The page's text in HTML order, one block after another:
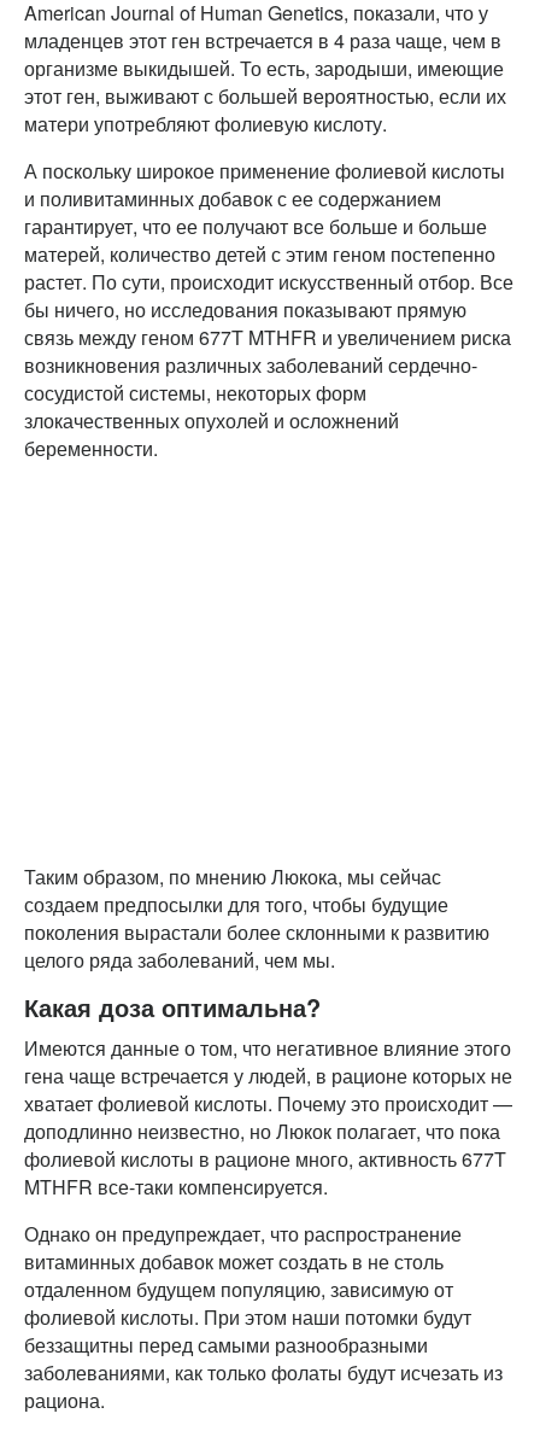
American Journal of Human Genetics, показали, что у
младенцев этот ген встречается в 4 раза чаще, чем в
организме выкидышей. То есть, зародыши, имеющие
этот ген, выживают с большей вероятностью, если их
матери употребляют фолиевую кислоту.
А поскольку широкое применение фолиевой кислоты
и поливитаминных добавок с ее содержанием
гарантирует, что ее получают все больше и больше
матерей, количество детей с этим геном постепенно
растет. По сути, происходит искусственный отбор. Все
бы ничего, но исследования показывают прямую
связь между геном 677T MTHFR и увеличением риска
возникновения различных заболеваний сердечно-
сосудистой системы, некоторых форм
злокачественных опухолей и осложнений
беременности.
Таким образом, по мнению Люкока, мы сейчас
создаем предпосылки для того, чтобы будущие
поколения вырастали более склонными к развитию
целого ряда заболеваний, чем мы.
Какая доза оптимальна?
Имеются данные о том, что негативное влияние этого
гена чаще встречается у людей, в рационе которых не
хватает фолиевой кислоты. Почему это происходит —
доподлинно неизвестно, но Люкок полагает, что пока
фолиевой кислоты в рационе много, активность 677T
MTHFR все-таки компенсируется.
Однако он предупреждает, что распространение
витаминных добавок может создать в не столь
отдаленном будущем популяцию, зависимую от
фолиевой кислоты. При этом наши потомки будут
беззащитны перед самыми разнообразными
заболеваниями, как только фолаты будут исчезать из
рациона.